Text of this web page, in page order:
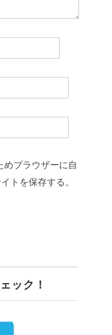
めブラウザーに自
トを保存する。
ック！